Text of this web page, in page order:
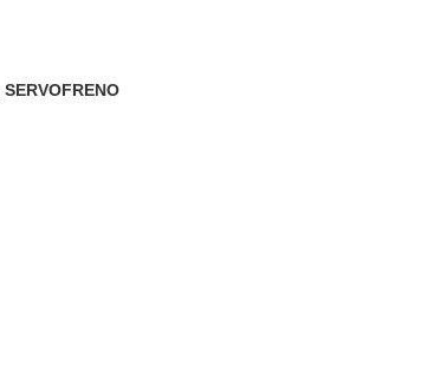
SERVOFRENO